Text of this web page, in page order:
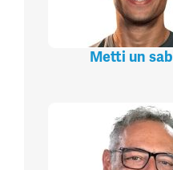
Metti un